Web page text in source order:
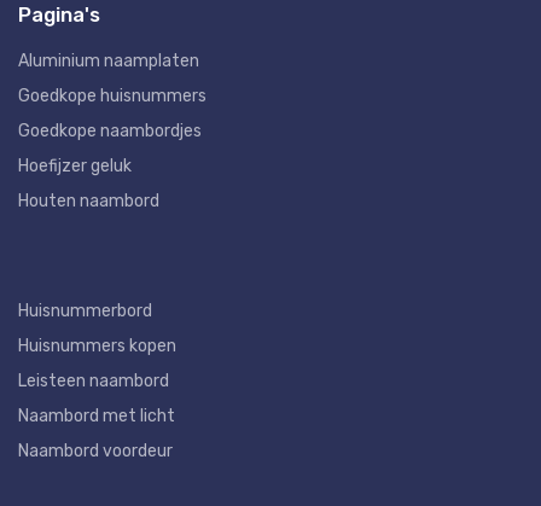
Pagina's
Aluminium naamplaten
Goedkope huisnummers
Goedkope naambordjes
Hoefijzer geluk
Houten naambord
Huisnummerbord
Huisnummers kopen
Leisteen naambord
Naambord met licht
Naambord voordeur